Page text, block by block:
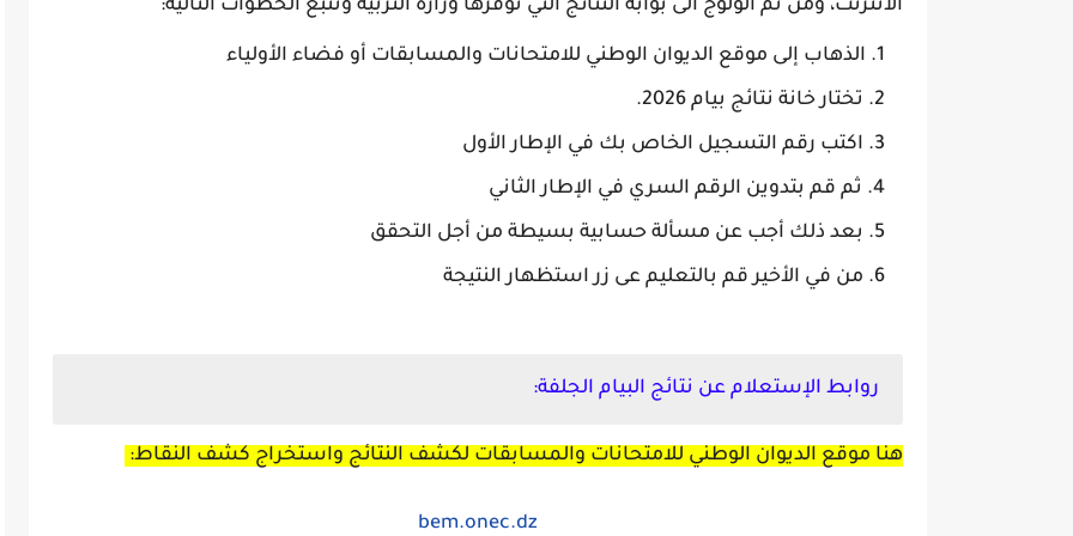
الانترنت، ومن ثم الولوج الى بوابة النتائج التي توفرها وزارة التربية وتتبع الخطوات التالية:
الذهاب إلى موقع الديوان الوطني للامتحانات والمسابقات أو فضاء الأولياء
تختار خانة نتائج بيام 2026.
اكتب رقم التسجيل الخاص بك في الإطار الأول
ثم قم بتدوين الرقم السري في الإطار الثاني
بعد ذلك أجب عن مسألة حسابية بسيطة من أجل التحقق
من في الأخير قم بالتعليم عى زر استظهار النتيجة
روابط الإستعلام عن نتائج البيام الجلفة:
هنا موقع الديوان الوطني للامتحانات والمسابقات لكشف النتائج واستخراج كشف النقاط:
bem.onec.dz